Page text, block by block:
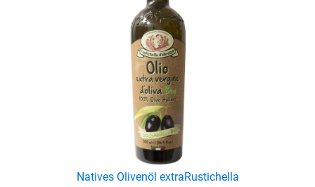
Natives Olivenöl extraRustichella